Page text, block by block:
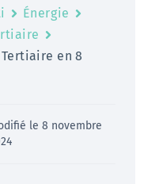
Énergie
en 8
le 8 novembre